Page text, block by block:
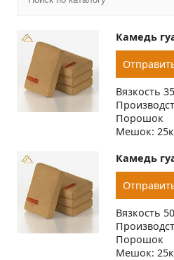
Камедь
Вязкость
Порошок
Мешок:
Камедь
Вязкость
Порошок
Мешок: